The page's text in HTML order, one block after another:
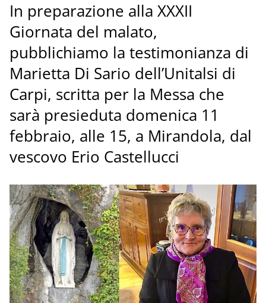
In preparazione alla XXXII
Giornata del malato,
pubblichiamo la testimonianza di
Marietta Di Sario dell’Unitalsi di
Carpi, scritta per la Messa che
sarà presieduta domenica 11
febbraio, alle 15, a Mirandola, dal
vescovo Erio Castellucci